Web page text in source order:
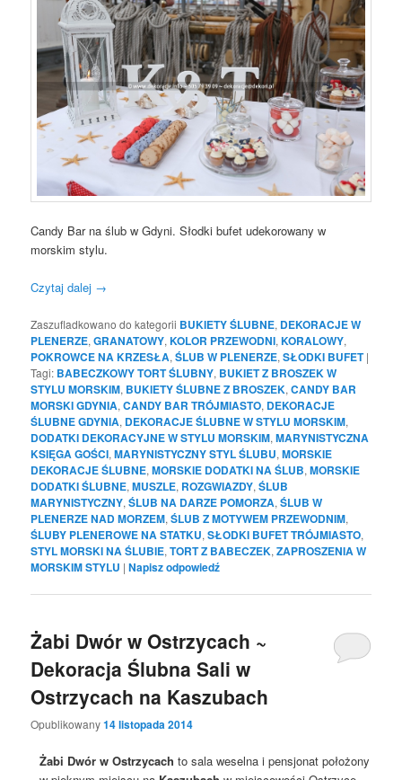
Candy Bar na ślub w Gdyni. Słodki bufet udekorowany w
morskim stylu.
Czytaj dalej →
Zaszufladkowano do kategorii BUKIETY ŚLUBNE, DEKORACJE W
PLENERZE,GRANATOWY,KOLOR PRZEWODNI,KORALOWY,
POKROWCE NA KRZESŁA,ŚLUB W PLENERZE,SŁODKI BUFET |
Tagi: BABECZKOWY TORT ŚLUBNY, BUKIET Z BROSZEK W
STYLU MORSKIM, BUKIETY ŚLUBNE Z BROSZEK,CANDY BAR
MORSKI GDYNIA,CANDY BAR TRÓJMIASTO, DEKORACJE
ŚLUBNE GDYNIA, DEKORACJE ŚLUBNE W STYLU MORSKIM,
DODATKI DEKORACYJNE W STYLU MORSKIM,MARYNISTYCZNA
KSIĘGA GOŚCI,MARYNISTYCZNY STYL ŚLUBU,MORSKIE
DEKORACJE ŚLUBNE,MORSKIE DODATKI NA ŚLUB,MORSKIE
DODATKI ŚLUBNE,MUSZLE, ROZGWIAZDY,ŚLUB
MARYNISTYCZNY,ŚLUB NA DARZE POMORZA,ŚLUB W
PLENERZE NAD MORZEM,ŚLUB Z MOTYWEM PRZEWODNIM,
ŚLUBY PLENEROWE NA STATKU,SŁODKI BUFET TRÓJMIASTO,
STYL MORSKI NA ŚLUBIE,TORT Z BABECZEK,ZAPROSZENIA W
MORSKIM STYLU |Napisz odpowiedź
Żabi Dwór w Ostrzycach ~
Dekoracja Ślubna Sali w
Ostrzycach na Kaszubach
Opublikowany14 listopada 2014
Żabi Dwór w Ostrzycach to sala weselna i pensjonat położony